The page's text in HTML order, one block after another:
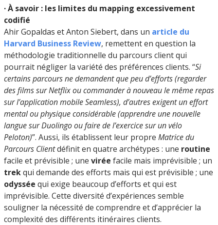
· À savoir : les limites du mapping excessivement
codifié
Ahir Gopaldas et Anton Siebert, dans un article du
Harvard Business Review, remettent en question la
méthodologie traditionnelle du parcours client qui
pourrait négliger la variété des préférences clients. “Si
certains parcours ne demandent que peu d’efforts (regarder
des films sur Netflix ou commander à nouveau le même repas
sur l’application mobile Seamless), d’autres exigent un effort
mental ou physique considérable (apprendre une nouvelle
langue sur Duolingo ou faire de l’exercice sur un vélo
Peloton)”. Aussi, ils établissent leur propre Matrice du
Parcours Clientdéfinit en quatre archétypes : une routine
facile et prévisible ; une virée facile mais imprévisible ; un
trekqui demande des efforts mais qui est prévisible ; une
odyssée qui exige beaucoup d’efforts et qui est
imprévisible. Cette diversité d’expériences semble
souligner la nécessité de comprendre et d’apprécier la
complexité des différents itinéraires clients.